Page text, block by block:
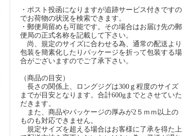
・ポスト投函になりますが追跡サービス付きですの
でお荷物の状況を検索できます。
・郵便局留めも可能です。その場合はお届け先の郵
便局の正式名称を記載して下さい。
尚、規定のサイズに合わせる為、通常の配送より
包装を簡素化したりパッケージを折って包装する場
合がございますのでご了承下さい。
（商品の目安）
長さの関係上、ロングジグは300ｇ程度のサイズ
までが目安となります。合計600gまでとさせていた
だきます。
また、商品やパッケージの厚みが2５ｍｍ以上の
ものも対応できません。
規定サイズを超える場合はお客様に了承を得た上